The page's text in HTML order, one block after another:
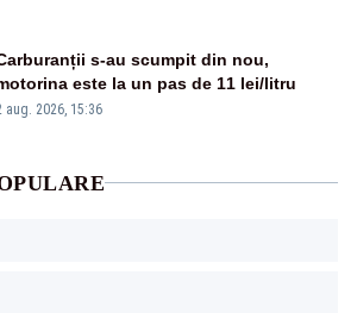
s-au scumpit din nou,
este la un pas de 11 lei/litru
aug. 2026, 15:36